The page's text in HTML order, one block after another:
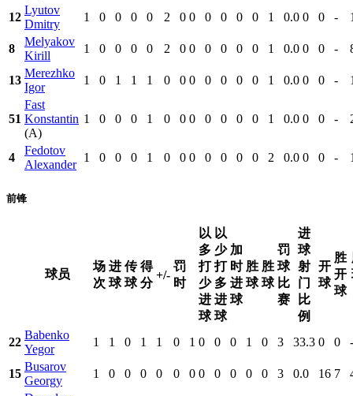
12
Lyutov
Dmitry
1 0 0 0 0 2 0 0 0 0 0 0 1 0.0 0 0 -
8
Melyakov
Kirill
1 0 0 0 0 2 0 0 0 0 0 0 1 0.0 0 0 -
13
Merezhko
Igor
1 0 1 1 1 0 0 0 0 0 0 0 1 0.0 0 0 -
51
Fast
Konstantin
(A)
1 0 0 0 1 0 0 0 0 0 0 0 1 0.0 0 0 -
4
Fedotov
Alexander
1 0 0 0 1 0 0 0 0 0 0 0 2 0.0 0 0 -
前锋
球员
场
次
进
球
传
球
得
分
+/-
罚
时
以
多
打
少
进
球
以
少
打
多
进
球
加
时
进
球
胜
球
胜
球
罚
球
比
赛
进
球
射
门
比
例
开
球
胜
开
球
22
Babenko
Yegor
1 1 0 1 1 0 1 0 0 0 1 0 3 33.3 0 0 -
15
Busarov
Georgy
1 0 0 0 0 0 0 0 0 0 0 0 3 0.0 16 7